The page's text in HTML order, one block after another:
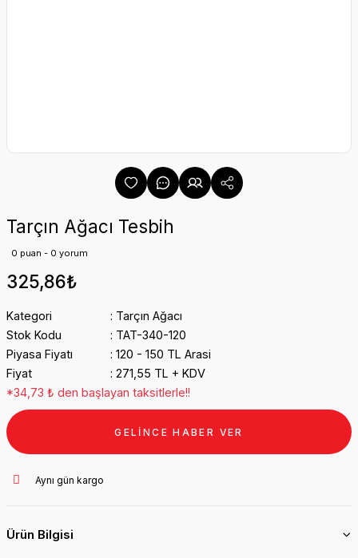
Tarçın Ağacı Tesbih
0 puan - 0 yorum
325,86₺
Kategori
Tarçın Ağacı
Stok Kodu
TAT-340-120
Piyasa Fiyatı
120 - 150 TL Arasi
Fiyat
271,55 TL + KDV
*34,73 ₺ den başlayan taksitlerle!!
GELİNCE HABER VER
Aynı gün kargo
Ürün Bilgisi